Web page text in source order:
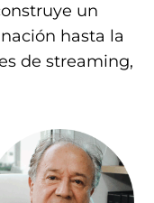
un
hasta la
de streaming,